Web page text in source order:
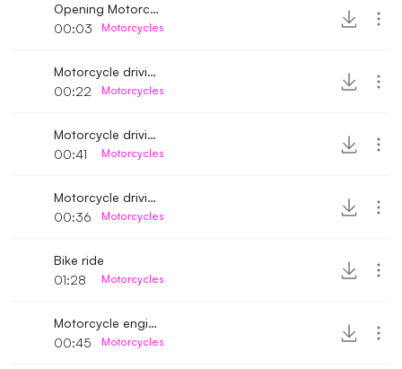
Opening Motorcycle compartment
00:03
Motorcycles
Motorcycle driving away fast
00:22
Motorcycles
Motorcycle driving away 3
00:41
Motorcycles
Motorcycle driving away fast 2
00:36
Motorcycles
Bike ride
01:28
Motorcycles
Motorcycle engine idle running
00:45
Motorcycles